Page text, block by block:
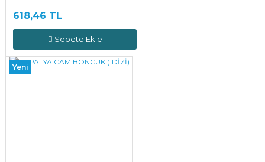
618,46 TL
Sepete Ekle
Yeni